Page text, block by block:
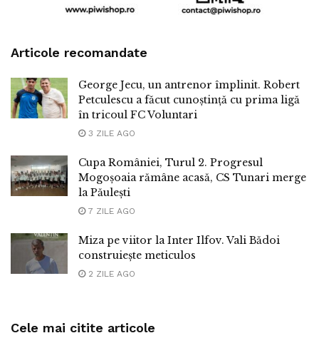
Articole recomandate
George Jecu, un antrenor împlinit. Robert
Petculescu a făcut cunoștință cu prima ligă
în tricoul FC Voluntari
3 ZILE AGO
Cupa României, Turul 2. Progresul
Mogoșoaia rămâne acasă, CS Tunari merge
la Păulești
7 ZILE AGO
Miza pe viitor la Inter Ilfov. Vali Bădoi
construiește meticulos
2 ZILE AGO
Cele mai citite articole